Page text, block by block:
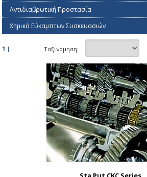
Αντιδιαβρωτική Προστασία
Χημικά Εύκαμπτων Συσκευασιών
1 | Ταξινόμηση: